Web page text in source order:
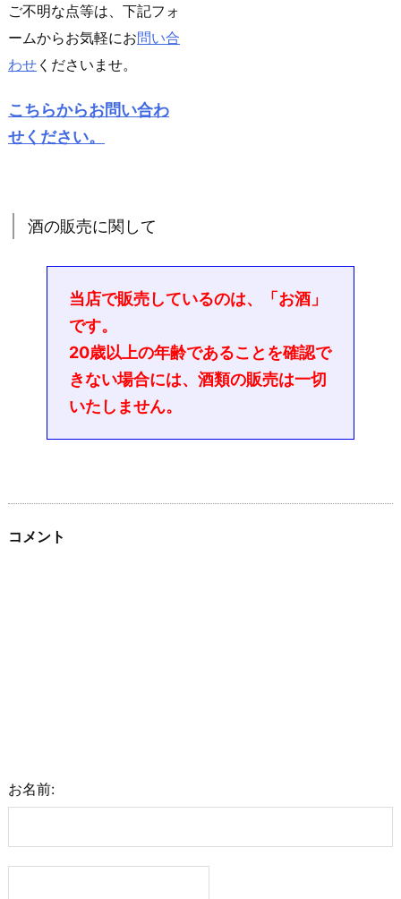
ご不明な点等は、下記フォ
ームからお気軽にお問い合
わせ くださいませ。
こちらからお問い合わ
せください。
酒の販売に関して
当店で販売しているのは、「お酒」
です。
20歳以上の年齢であることを確認で
きない場合には、酒類の販売は一切
いたしません。
コメント
お名前: